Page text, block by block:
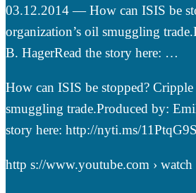
03.12.2014 — How can ISIS be
organization’s oil smuggling
B. HagerRead the story here: …
How can ISIS be stopped?
smuggling trade.Produced by:
story here: http://nyti.ms/
http s://www.youtube.com › watch